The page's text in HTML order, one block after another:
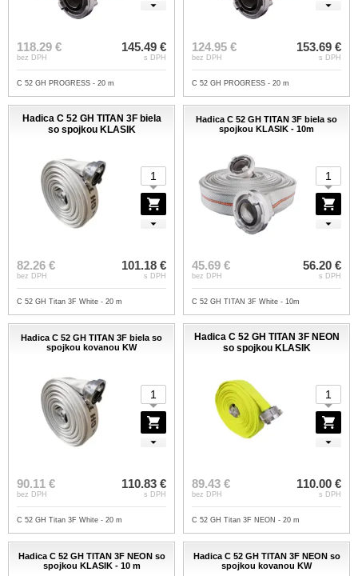
118.29 €
bez DPH
145.49 €
s DPH
C 52 GH PROGRESS - 20 m
124.95 €
bez DPH
153.69 €
s DPH
C 52 GH PROGRESS - 20 m
Hadica C 52 GH TITAN 3F biela
so spojkou KLASIK
82.26 €
bez DPH
101.18 €
s DPH
C 52 GH Titan 3F White - 20 m
Hadica C 52 GH TITAN 3F biela so
spojkou KLASIK - 10m
45.69 €
bez DPH
56.20 €
s DPH
C 52 GH TITAN 3F White - 10m
Hadica C 52 GH TITAN 3F biela so
spojkou kovanou KW
90.11 €
bez DPH
110.83 €
s DPH
C 52 GH Titan 3F White - 20 m
Hadica C 52 GH TITAN 3F NEON
so spojkou KLASIK
89.43 €
bez DPH
110.00 €
s DPH
C 52 GH Titan 3F NEON - 20 m
Hadica C 52 GH TITAN 3F NEON so
spojkou KLASIK - 10 m
Hadica C 52 GH TITAN 3F NEON so
spojkou kovanou KW